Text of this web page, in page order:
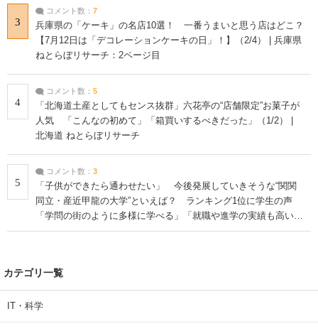
3
コメント数： 7
兵庫県の「ケーキ」の名店10選！ 一番うまいと思う店はどこ？
【7月12日は「デコレーションケーキの日」！】（2/4） | 兵庫県
ねとらぼリサーチ：2ページ目
4
コメント数： 5
「北海道土産としてもセンス抜群」六花亭の“店舗限定”お菓子が
人気 「こんなの初めて」「箱買いするべきだった」（1/2） |
北海道 ねとらぼリサーチ
5
コメント数： 3
「子供ができたら通わせたい」 今後発展していきそうな“関関
同立・産近甲龍の大学”といえば？ ランキング1位に学生の声
「学問の街のように多様に学べる」「就職や進学の実績も高い」
| 大学 ねとらぼリサーチ
カテゴリ一覧
IT・科学